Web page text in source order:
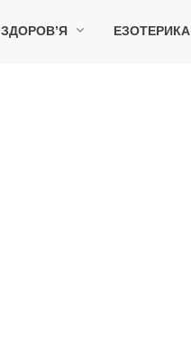
ЗДОРОВ’Я ЕЗОТЕРИКА